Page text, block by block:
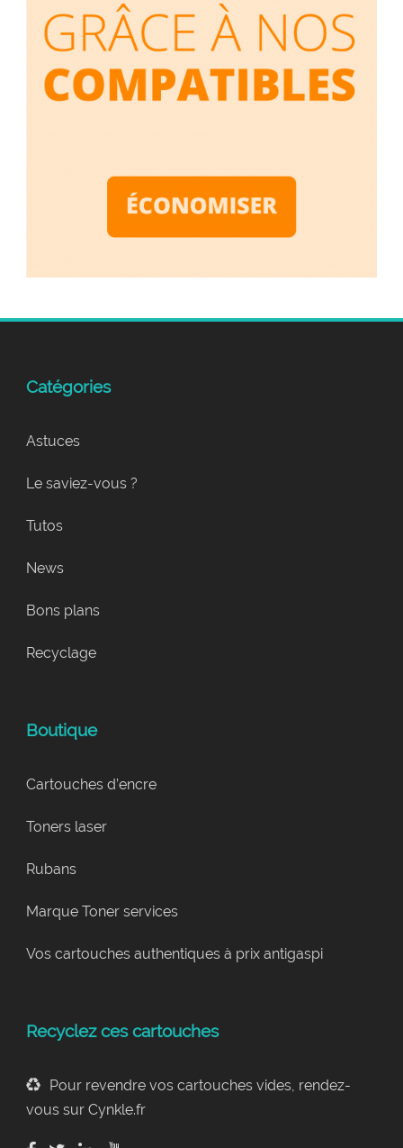
Catégories
Astuces
Le saviez-vous ?
Tutos
News
Bons plans
Recyclage
Boutique
Cartouches d’encre
Toners laser
Rubans
Marque Toner services
Vos cartouches authentiques à prix antigaspi
Recyclez ces cartouches
Pour revendre vos cartouches vides, rendez-
vous sur Cynkle.fr